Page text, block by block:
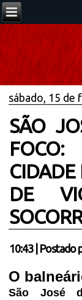
sábado, 15 de
SÃO
DE
10:43| Postado
O
São José